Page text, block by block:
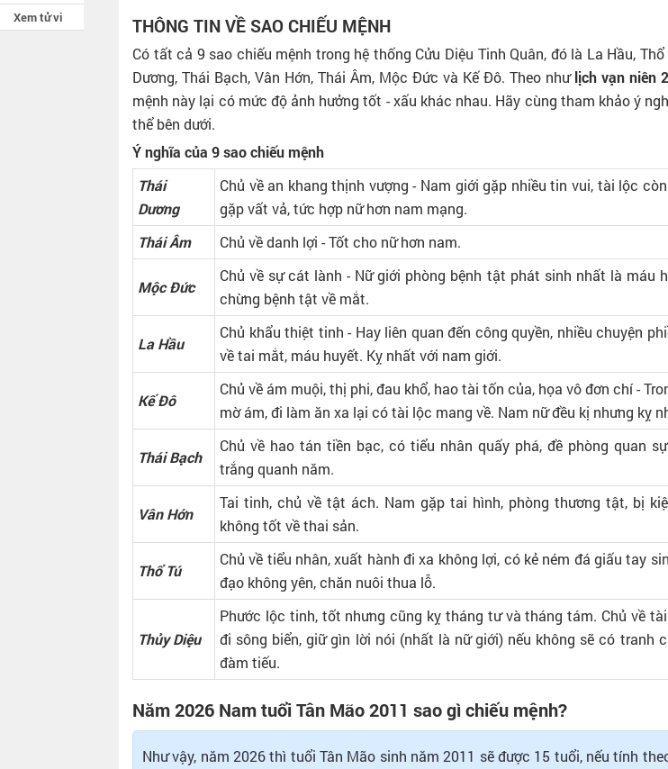
Xem tử vi
THÔNG TIN VỀ SAO CHIẾU MỆNH
Có tất cả 9 sao chiếu mệnh trong hệ thống Cửu Diệu Tinh Quân, đó là La Hầu, Thổ
Dương, Thái Bạch, Vân Hớn, Thái Âm, Mộc Đức và Kế Đô. Theo nhưlịch vạn niên
mệnh này lại có mức độ ảnh hưởng tốt - xấu khác nhau. Hãy cùng tham khảo ý
thể bên dưới.
Ý nghĩa của 9 sao chiếu mệnh
Thái
Dương
Chủ về an khang thịnh vượng - Nam giới gặp nhiều tin vui, tài lộc
gặp vất vả, tức hợp nữ hơn nam mạng.
Thái Âm
Chủ về danh lợi - Tốt cho nữ hơn nam.
Mộc Đức
Chủ về sự cát lành - Nữ giới phòng bệnh tật phát sinh nhất là máu
chừng bệnh tật về mắt.
La Hầu
Chủ khẩu thiệt tinh - Hay liên quan đến công quyền, nhiều chuyện
về tai mắt, máu huyết. Kỵ nhất với nam giới.
Kế Đô
Chủ về ám muội, thị phi, đau khổ, hao tài tốn của, họa vô đơn chí -
mờ ám, đi làm ăn xa lại có tài lộc mang về. Nam nữ đều kị nhưng kỵ
Thái Bạch
Chủ về hao tán tiền bạc, có tiểu nhân quấy phá, đề phòng quan
trắng quanh năm.
Vân Hớn
Tai tinh, chủ về tật ách. Nam gặp tai hình, phòng thương tật, bị
không tốt về thai sản.
Thổ Tú
Chủ về tiểu nhân, xuất hành đi xa không lợi, có kẻ ném đá giấu tay
đạo không yên, chăn nuôi thua lỗ.
Thủy Diệu
Phước lộc tinh, tốt nhưng cũng kỵ tháng tư và tháng tám. Chủ về
đi sông biển, giữ gìn lời nói (nhất là nữ giới) nếu không sẽ có tranh
đàm tiếu.
Năm 2026 Nam tuổi Tân Mão 2011 sao gì chiếu mệnh?
Như vậy, năm 2026 thì tuổi Tân Mão sinh năm 2011 sẽ được 15 tuổi, nếu tính